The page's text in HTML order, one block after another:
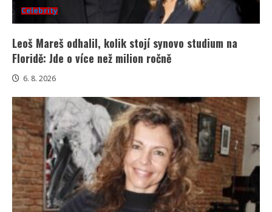
Celebrity
Leoš Mareš odhalil, kolik stojí synovo studium na
Floridě: Jde o více než milion ročně
6. 8. 2026